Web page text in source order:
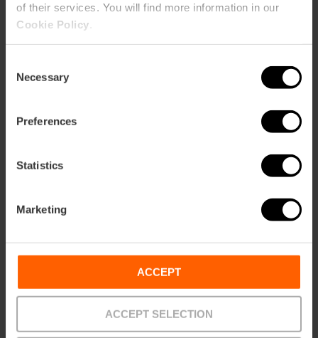
of their services. You will find more information in our
Cookie Policy
Selection
Necessary
Preferences
Statistics
Marketing
ACCEPT
ACCEPT SELECTION
Bus
6,14, 15,35
Calle Mossén Femades, 9-11 46002 València
Activar mapa